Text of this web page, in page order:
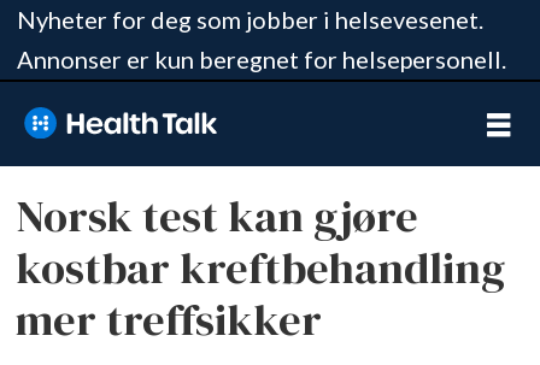
Nyheter for deg som jobber i helsevesenet.
Annonser er kun beregnet for helsepersonell.
Norsk test kan gjøre
kostbar kreftbehandling
mer treffsikker